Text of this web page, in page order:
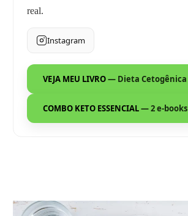
real.
Instagram
VEJA MEU LIVRO— Dieta Cetogênica
COMBO KETO ESSENCIAL— 2 e-books